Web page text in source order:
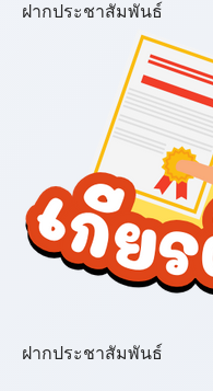
ฝากประชาสัมพันธ์
ฝากประชาสัมพันธ์